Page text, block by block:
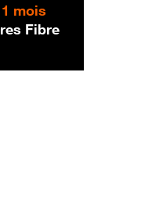
1 mois
Fibre